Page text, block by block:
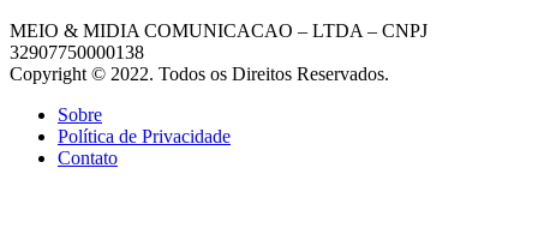
MEIO & MIDIA COMUNICACAO – LTDA – CNPJ
32907750000138
Copyright © 2022. Todos os Direitos Reservados.
Sobre
Política de Privacidade
Contato